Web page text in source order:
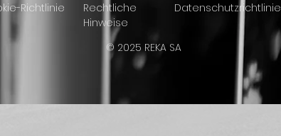
Richtlinie
Rechtliche
Hinweise
Datenschutzrichtlinie
© 2025 REKA SA